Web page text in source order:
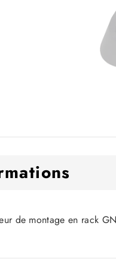
de montage en rack